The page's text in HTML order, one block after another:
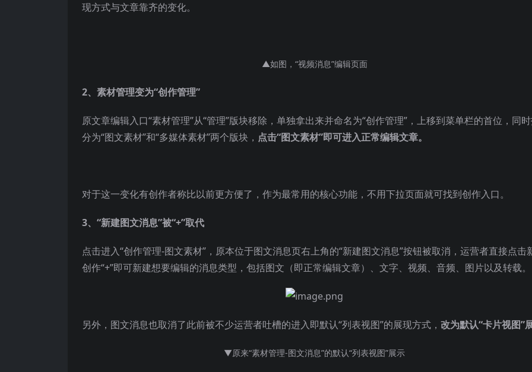
现方式与文章靠齐的变化。
▲如图，“视频消息”编辑页面
2、素材管理变为“创作管理”
原文章编辑入口“素材管理”从“管理”版块移除，单独拿出来并命名为“创作管理”，上移到菜单栏的首位，同
分为“图文素材”和“多媒体素材”两个版块， 点击“图文素材”即可进入正常编辑文章。
对于这一变化有创作者称比以前更方便了，作为最常用的核心功能，不用下拉页面就可找到创作入口。
3、“新建图文消息”被“+”取代
点击进入“创作管理-图文素材”，原本位于图文消息页右上角的“新建图文消息”按钮被取消，运营者直接点击
创作“+”即可新建想要编辑的消息类型，包括图文（即正常编辑文章）、文字、视频、音频、图片以及转载。
另外，图文消息也取消了此前被不少运营者吐槽的进入即默认“列表视图”的展现方式， 改为默认“卡片视图”
▼原来“素材管理-图文消息”的默认“列表视图”展示